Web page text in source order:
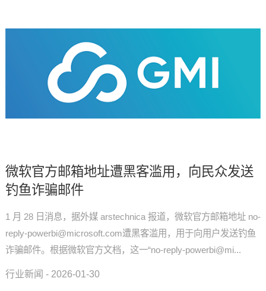
微软官方邮箱地址遭黑客滥用，向民众发送
钓鱼诈骗邮件
1 月 28 日消息，据外媒 arstechnica 报道，微软官方邮箱地址 no-
reply-powerbi@microsoft.com遭黑客滥用，用于向用户发送钓鱼
诈骗邮件。根据微软官方文档，这一“no-reply-powerbi@mi...
行业新闻 - 2026-01-30